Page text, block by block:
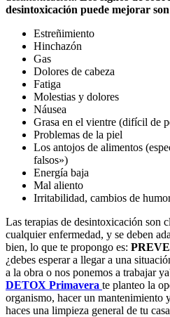
desintoxicación puede mejorar
Estreñimiento
Hinchazón
Gas
Dolores de cabeza
Fatiga
Molestias y dolores
Náusea
Grasa en el vientre (difícil de
Problemas de la piel
Los antojos de alimentos
falsos»)
Energía baja
Mal aliento
Irritabilidad, cambios de
Las terapias de desintoxicación son
cualquier enfermedad, y se deben
bien, lo que te propongo es:
¿debes esperar a llegar a una
a la obra o nos ponemos a trabajar
DETOX Primavera te planteo la
organismo, hacer un mantenimiento
haces una limpieza general de tu